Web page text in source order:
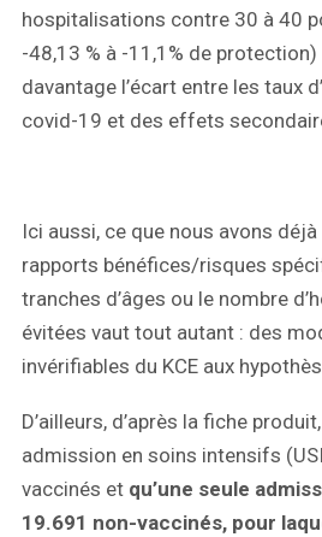
hospitalisations contre 30 à 40
-48,13 % à -11,1% de
davantage l’écart entre les taux
covid-19 et des effets
Ici aussi, ce que nous avons
rapports bénéfices/risques
tranches d’âges ou le nombre
évitées vaut tout autant : des
invérifiables du KCE aux
D’ailleurs, d’après la fiche
admission en soins intensifs
vaccinés et qu’une seule
19.691 non-vaccinés, pour